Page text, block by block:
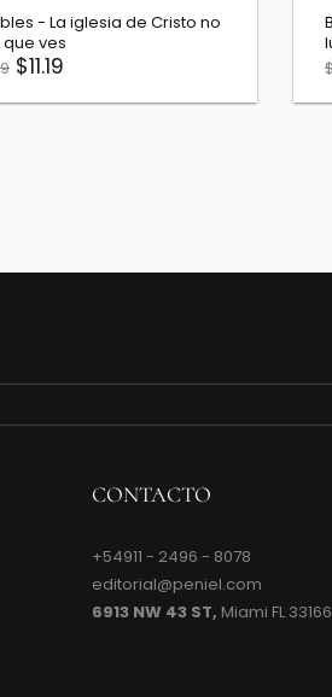
La Entrevista
$12.99
CONTACTO
+54911 - 2496 - 8078
editorial@peniel.com
6913 NW 43 ST, Miami FL 33166